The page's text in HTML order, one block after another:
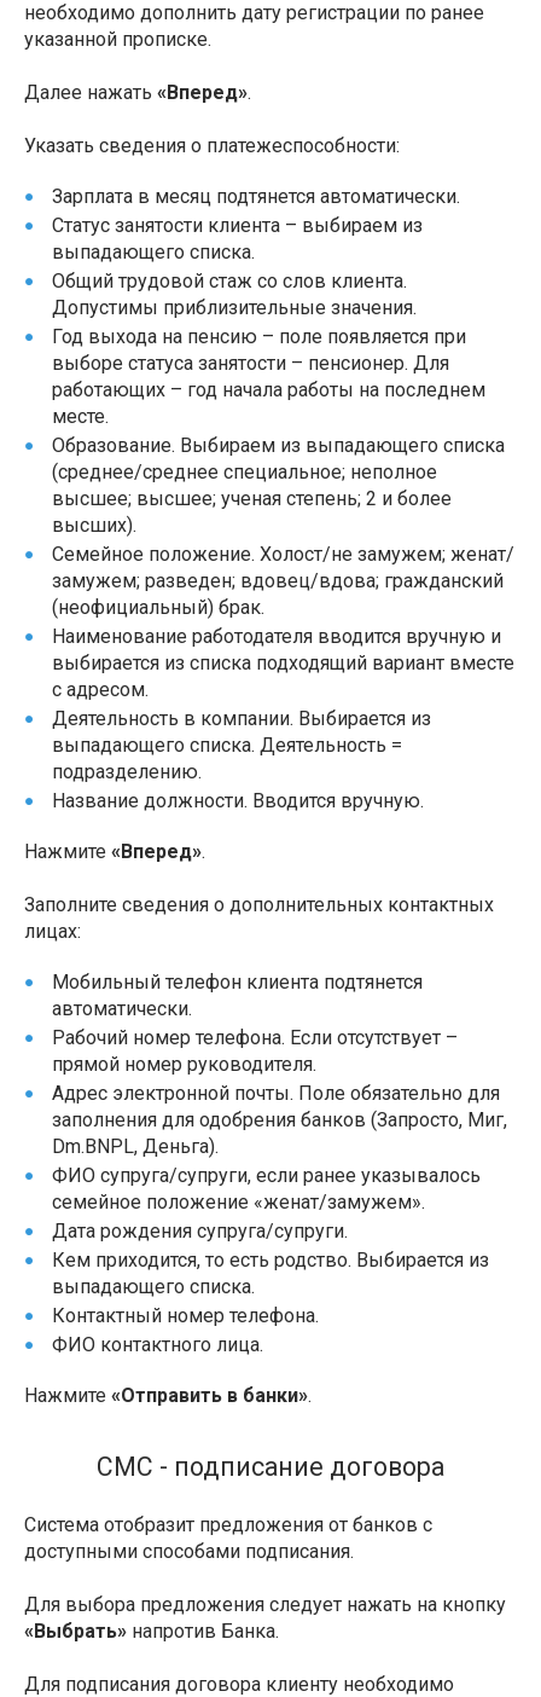
необходимо дополнить дату регистрации по ранее
указанной прописке.
Далее нажать «Вперед».
Указать сведения о платежеспособности:
Зарплата в месяц подтянется автоматически.
Статус занятости клиента – выбираем из
выпадающего списка.
Общий трудовой стаж со слов клиента.
Допустимы приблизительные значения.
Год выхода на пенсию – поле появляется при
выборе статуса занятости – пенсионер. Для
работающих – год начала работы на последнем
месте.
Образование. Выбираем из выпадающего списка
(среднее/среднее специальное; неполное
высшее; высшее; ученая степень; 2 и более
высших).
Семейное положение. Холост/не замужем; женат/
замужем; разведен; вдовец/вдова; гражданский
(неофициальный) брак.
Наименование работодателя вводится вручную и
выбирается из списка подходящий вариант вместе
с адресом.
Деятельность в компании. Выбирается из
выпадающего списка. Деятельность =
подразделению.
Название должности. Вводится вручную.
Нажмите «Вперед».
Заполните сведения о дополнительных контактных
лицах:
Мобильный телефон клиента подтянется
автоматически.
Рабочий номер телефона. Если отсутствует –
прямой номер руководителя.
Адрес электронной почты. Поле обязательно для
заполнения для одобрения банков (Запросто, Миг,
Dm.BNPL, Деньга).
ФИО супруга/супруги, если ранее указывалось
семейное положение «женат/замужем».
Дата рождения супруга/супруги.
Кем приходится, то есть родство. Выбирается из
выпадающего списка.
Контактный номер телефона.
ФИО контактного лица.
Нажмите «Отправить в банки».
СМС - подписание договора
Система отобразит предложения от банков с
доступными способами подписания.
Для выбора предложения следует нажать на кнопку
«Выбрать» напротив Банка.
Для подписания договора клиенту необходимо